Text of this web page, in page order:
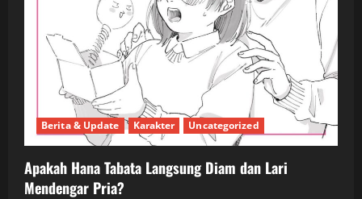
Berita & Update Karakter Uncategorized
Apakah Hana Tabata Langsung Diam dan Lari
Mendengar Pria?